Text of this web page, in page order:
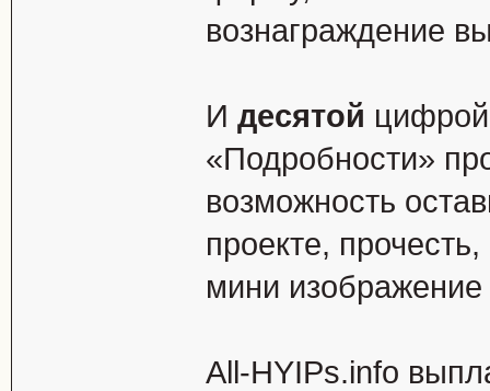
вознаграждение
И десятой
«Подробности»
возможность
проекте,
мини изображение
All-HYIPs.info